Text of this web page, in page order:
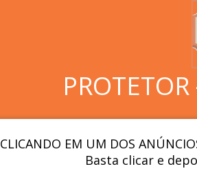
CLICANDO EM UM DOS
Basta clicar e